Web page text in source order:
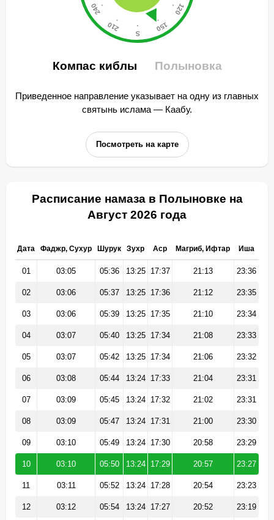
Компас киблы Полыновка
Приведенное направление указывает на одну из главных
святынь ислама — Каабу.
Посмотреть на карте
Расписание намаза в Полыновке на
Август 2026 года
Дата Фаджр, Сухур Шурук Зухр Аср Магриб, Ифтар Иша
01 03:05 05:36 13:25 17:37 21:13 23:36
02 03:06 05:37 13:25 17:36 21:12 23:35
03 03:06 05:39 13:25 17:35 21:10 23:34
04 03:07 05:40 13:25 17:34 21:08 23:33
05 03:07 05:42 13:25 17:34 21:06 23:32
06 03:08 05:44 13:24 17:33 21:04 23:31
07 03:09 05:45 13:24 17:32 21:02 23:31
08 03:09 05:47 13:24 17:31 21:00 23:30
09 03:10 05:49 13:24 17:30 20:58 23:29
10 03:10 05:50 13:24 17:29 20:57 23:27
11 03:11 05:52 13:24 17:28 20:54 23:23
12 03:12 05:54 13:24 17:27 20:52 23:19